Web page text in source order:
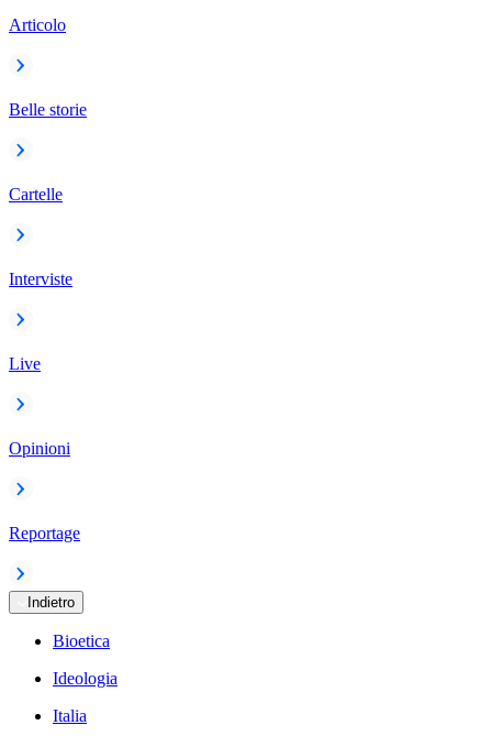
Articolo
Belle storie
Cartelle
Interviste
Live
Opinioni
Reportage
Indietro
Bioetica
Ideologia
Italia